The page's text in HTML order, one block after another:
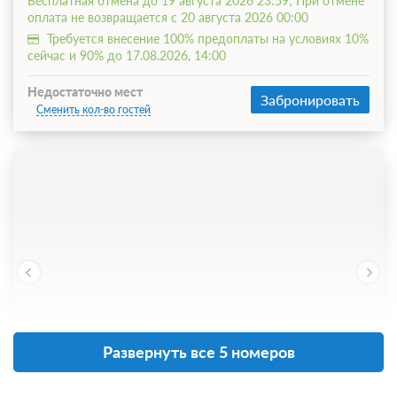
оплата не возвращается с 20 августа 2026 00:00
Требуется внесение 100% предоплаты на условиях 10%
сейчас и 90% до 17.08.2026, 14:00
Недостаточно мест
Сменить кол-во гостей
Забронировать
Развернуть все 5 номеров